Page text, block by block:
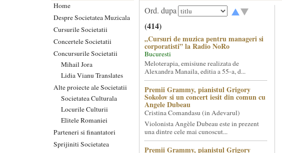
Home
Despre Societatea Muzicala
Cursurile Societatii
Concertele Societatii
Concursurile Societatii
Mihail Jora
Lidia Vianu Translates
Alte proiecte ale Societatii
Societatea Culturala
Locurile Culturii
Elitele Romaniei
Parteneri si finantatori
Sprijiniti Societatea
Ord. dupa
(414)
„Cursuri de muzica pentru manageri si
corporatisti” la Radio NoRo
Bucuresti
Meloterapia, emisiune realizata de
Alexandra Manaila, editia a 55-a, d...
Premii Grammy, pianistul Grigory
Sokolov si un concert iesit din comun cu
Angele Dubeau
Cristina Comandasu (in Adevarul)
Violonista Angèle Dubeau este in prezent
una dintre cele mai cunoscut...
Premii Grammy, pianistul Grigory